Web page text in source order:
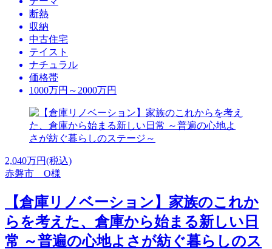
断熱
収納
中古住宅
テイスト
ナチュラル
価格帯
1000万円～2000万円
2,040万円(税込)
赤磐市 O様
【倉庫リノベーション】家族のこれか
らを考えた、倉庫から始まる新しい日
常 ～普遍の心地よさが紡ぐ暮らしのス